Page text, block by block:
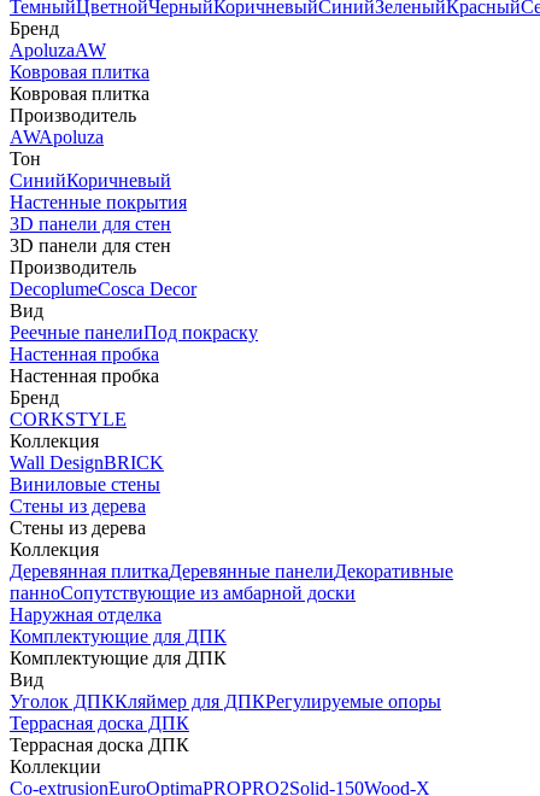
ТемныйЦветнойЧерныйКоричневыйСинийЗеленыйКрасный
Бренд
ApoluzaAW
Ковровая плитка
Ковровая плитка
Производитель
AWApoluza
Тон
СинийКоричневый
Настенные покрытия
3D панели для стен
3D панели для стен
Производитель
DecoplumeCosca Decor
Вид
Реечные панелиПод покраску
Настенная пробка
Настенная пробка
Бренд
CORKSTYLE
Коллекция
Wall DesignBRICK
Виниловые стены
Стены из дерева
Стены из дерева
Коллекция
Деревянная плиткаДеревянные панелиДекоративные
панноСопутствующие из амбарной доски
Наружная отделка
Комплектующие для ДПК
Комплектующие для ДПК
Вид
Уголок ДПККляймер для ДПКРегулируемые опоры
Террасная доска ДПК
Террасная доска ДПК
Коллекции
Co-extrusionEuroOptimaPROPRO2Solid-150Wood-X